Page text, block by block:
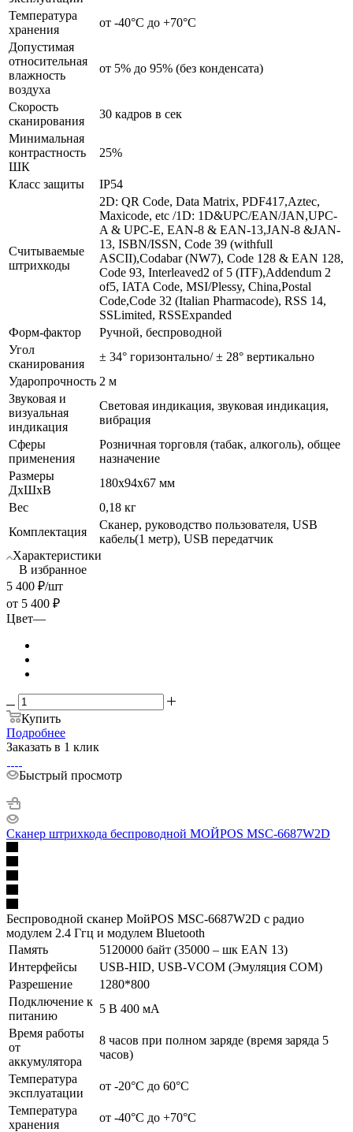
Температура
хранения
от -40°C до +70°C
Допустимая
относительная
влажность
воздуха
от 5% до 95% (без конденсата)
Скорость
сканирования
30 кадров в сек
Минимальная
контрастность
ШК
25%
Класс защиты IP54
Считываемые
штрихкоды
2D: QR Code, Data Matrix, PDF417,Aztec,
Maxicode, etc /1D: 1D&UPC/EAN/JAN,UPC-
A & UPC-E, EAN-8 & EAN-13,JAN-8 &JAN-
13, ISBN/ISSN, Code 39 (withfull
ASCII),Codabar (NW7), Code 128 & EAN 128,
Code 93, Interleaved2 of 5 (ITF),Addendum 2
of5, IATA Code, MSI/Plessy, China,Postal
Code,Code 32 (Italian Pharmacode), RSS 14,
SSLimited, RSSExpanded
Форм-фактор
Ручной, беспроводной
Угол
сканирования
± 34° горизонтально/ ± 28° вертикально
Ударопрочность 2 м
Звуковая и
визуальная
индикация
Световая индикация, звуковая индикация,
вибрация
Сферы
применения
Розничная торговля (табак, алкоголь), общее
назначение
Размеры
ДхШхВ
180x94x67 мм
Вес
0,18 кг
Комплектация
Сканер, руководство пользователя, USB
кабель(1 метр), USB передатчик
Характеристики
В избранное
5 400 ₽/шт
от 5 400 ₽
Цвет—
Купить
Подробнее
Заказать в 1 клик
Быстрый просмотр
Сканер штрихкода беспроводной МОЙPOS MSC-6687W2D
Беспроводной сканер МойPOS MSC-6687W2D с радио
модулем 2.4 Ггц и модулем Bluetooth
Память
5120000 байт (35000 – шк EAN 13)
Интерфейсы
USB-HID, USB-VCOM (Эмуляция COM)
Разрешение
1280*800
Подключение к
питанию
5 В 400 мА
Время работы
от
аккумулятора
8 часов при полном заряде (время заряда 5
часов)
Температура
эксплуатации
от -20°C до 60°C
Температура
хранения
от -40°C до +70°C